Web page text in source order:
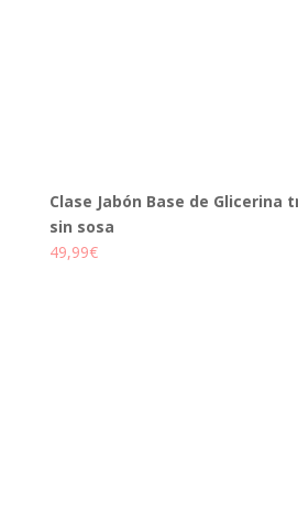
Clase Jabón Base de Glicerina
sin sosa
49,99€